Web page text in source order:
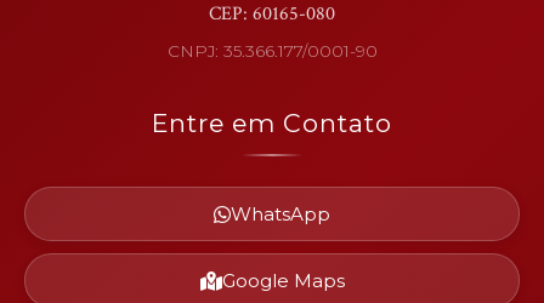
CEP: 60165-080
CNPJ: 35.366.177/0001-90
Entre em Contato
WhatsApp
Google Maps